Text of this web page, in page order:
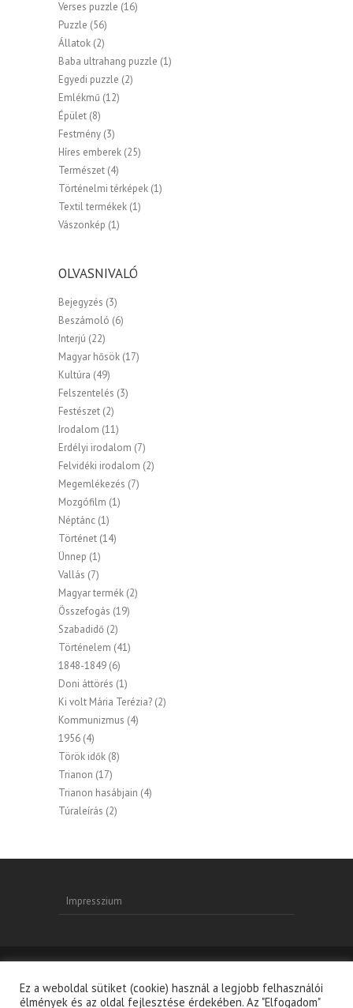
Verses puzzle (16)
Puzzle (56)
Állatok (2)
Baba ultrahang puzzle (1)
Egyedi puzzle (2)
Emlékmű (12)
Épület (8)
Festmény (3)
Híres emberek (25)
Természet (4)
Történelmi térképek (1)
Textil termékek (1)
Vászonkép (1)
OLVASNIVALÓ
Bejegyzés (3)
Beszámoló (6)
Interjú (22)
Magyar hősök (17)
Kultúra (49)
Felszentelés (3)
Festészet (2)
Irodalom (11)
Erdélyi irodalom (7)
Felvidéki irodalom (2)
Megemlékezés (7)
Mozgófilm (1)
Néptánc (1)
Történet (14)
Ünnep (1)
Vallás (7)
Magyar termék (2)
Összefogás (19)
Szabadidő (2)
Történelem (41)
1848-1849 (6)
Doni áttörés (1)
Ki volt Mária Terézia? (2)
Kommunizmus (4)
1956 (4)
Török idők (8)
Trianon (17)
Trianon hasábjain (4)
Túraleírás (2)
Impresszium
Copyright © 2026Magyarságunk Hungarikumunk|
Ez a weboldal sütiket (cookie) használ a legjobb felhasználói
élmények és az oldal fejlesztése érdekében. Az "Elfogadom"